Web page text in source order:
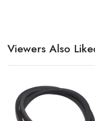
Viewers Also